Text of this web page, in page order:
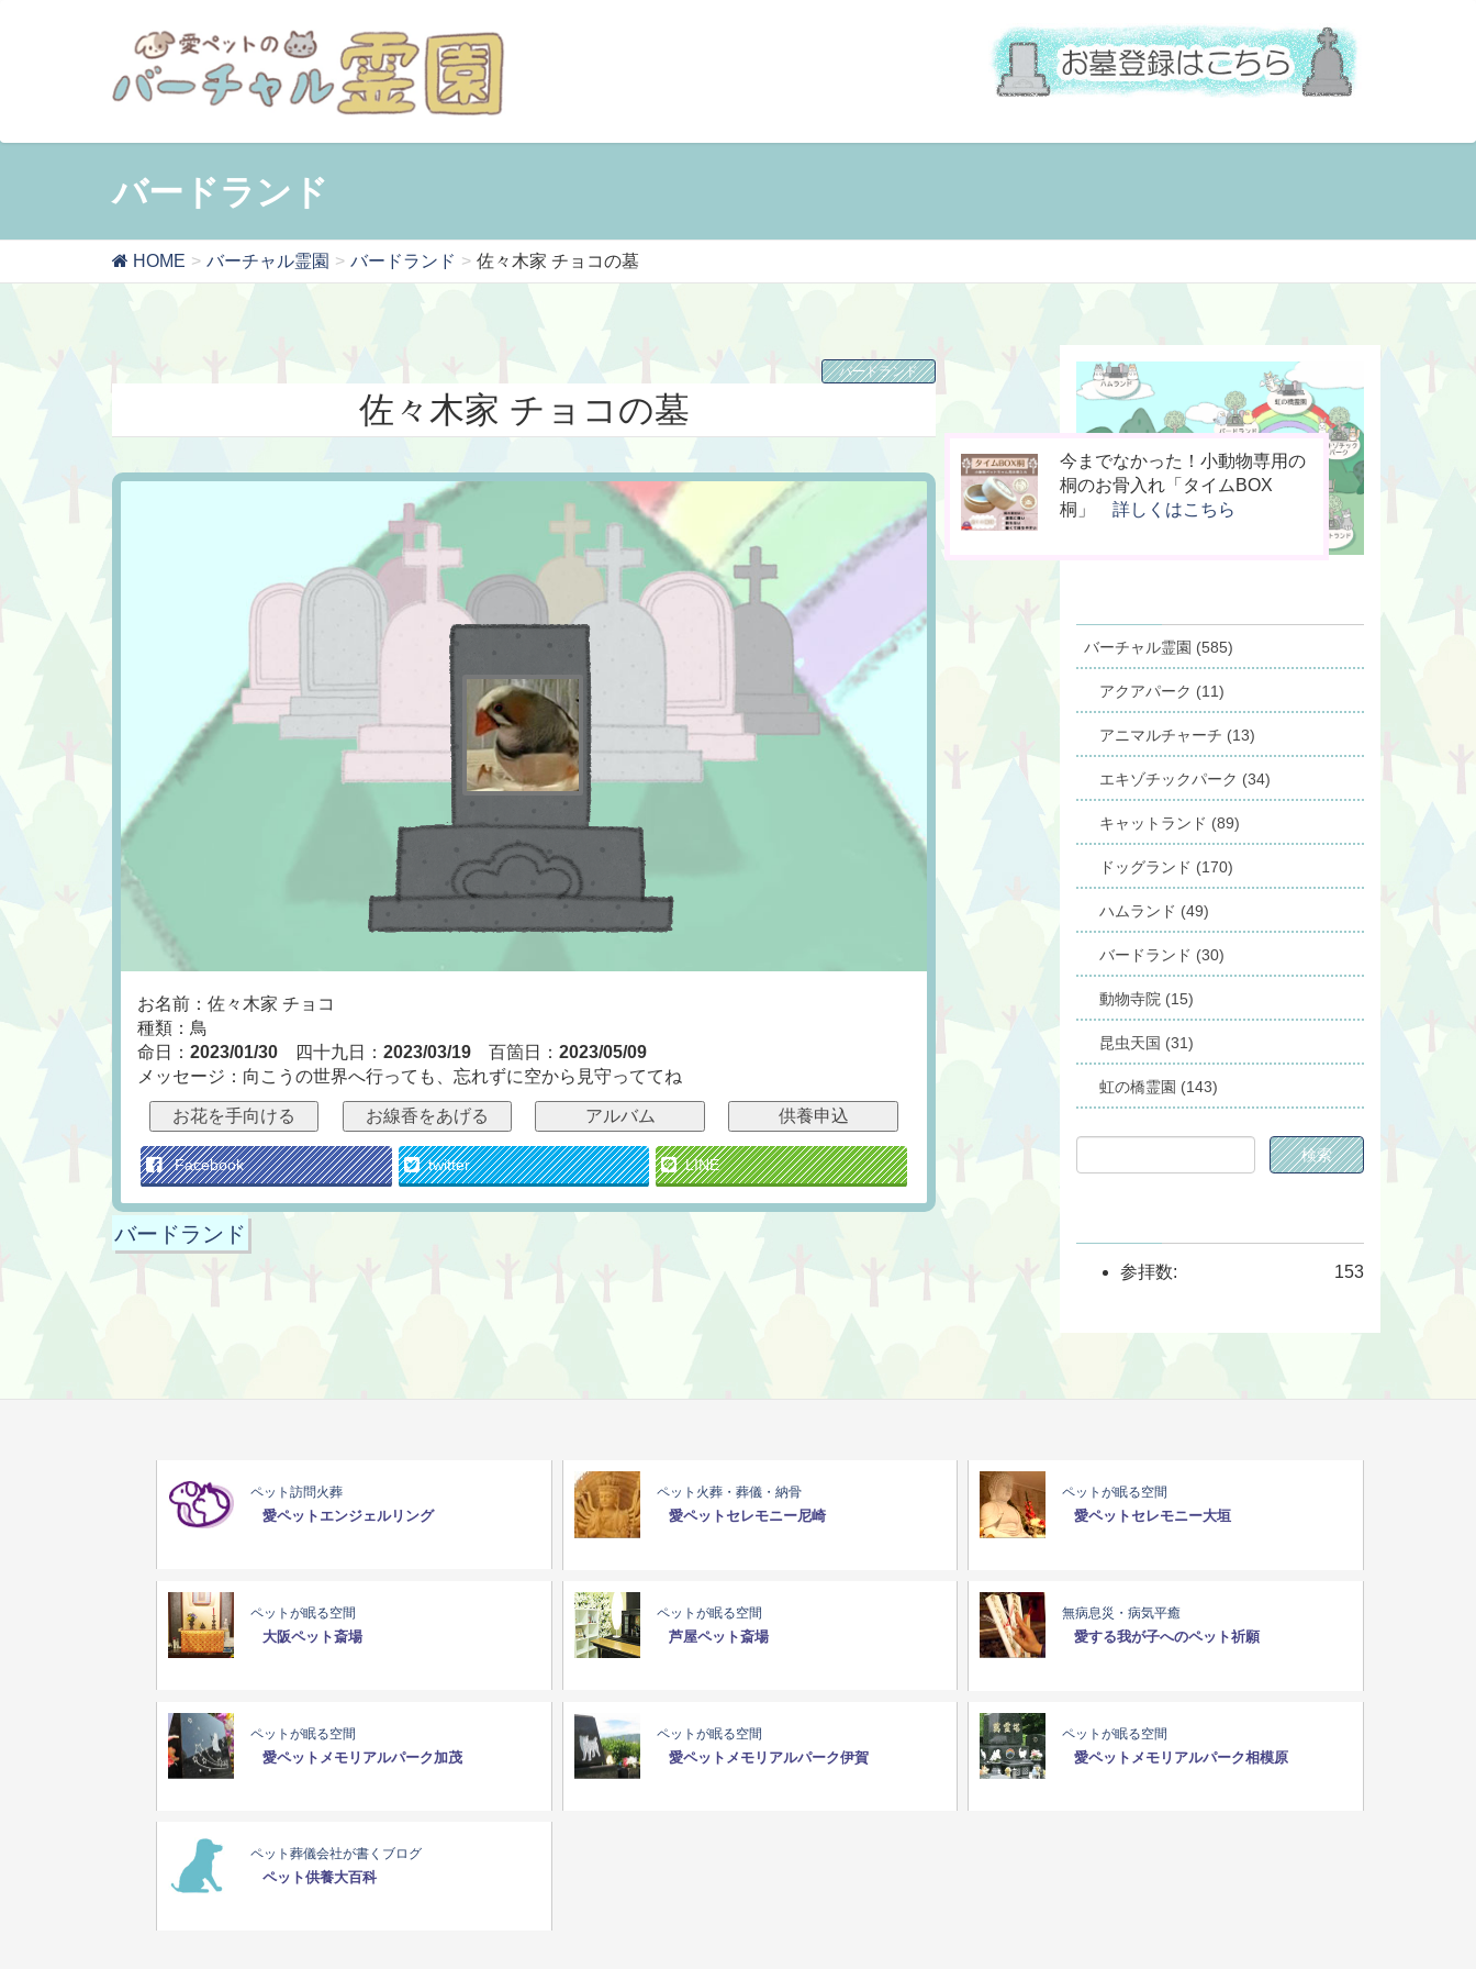
お骨壷をコンパクト化！お手元
供養の新しいカタチ「やすら木
の箱」詳しくはこちら
ペットの命日や周忌にオンライ
ン上で法要を行える「リモート
供養」詳しくはこちら
今までなかった！小動物専用の
桐のお骨入れ「タイムBOX
桐」 詳しくはこちら
バードランド
HOME バーチャル霊園 バードランド 佐々木家 チョコの墓
バードランド
佐々木家 チョコの墓
お名前：佐々木家 チョコ
種類：鳥
命日： 2023/01/30 四十九日： 2023/03/19 百箇日： 2023/05/09
メッセージ：向こうの世界へ行っても、忘れずに空から見守っててね
お花を手向ける お線香をあげる アルバム 供養申込
Facebook twitter LINE
バードランド
バーチャル霊園 (585)
アクアパーク (11)
アニマルチャーチ (13)
エキゾチックパーク (34)
キャットランド (89)
ドッグランド (170)
ハムランド (49)
バードランド (30)
動物寺院 (15)
昆虫天国 (31)
虹の橋霊園 (143)
153
参拝数:
ペット訪問火葬
愛ペットエンジェルリング
ペット火葬・葬儀・納骨
愛ペットセレモニー尼崎
ペットが眠る空間
愛ペットセレモニー大垣
ペットが眠る空間
大阪ペット斎場
ペットが眠る空間
芦屋ペット斎場
無病息災・病気平癒
愛する我が子へのペット祈願
ペットが眠る空間
愛ペットメモリアルパーク加茂
ペットが眠る空間
愛ペットメモリアルパーク伊賀
ペットが眠る空間
愛ペットメモリアルパーク相模原
ペット葬儀会社が書くブログ
ペット供養大百科